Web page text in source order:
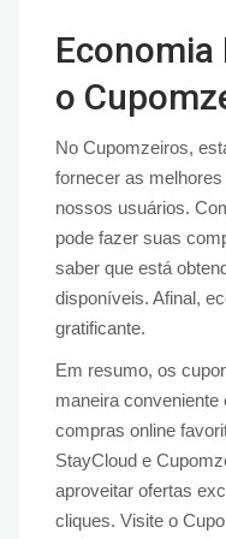
o
No Cupomzeiros,
fornecer as
nossos usuários.
pode fazer suas
saber que está
disponíveis. Afinal,
gratificante.
Em resumo, os
maneira
compras online
StayCloud e
aproveitar ofertas
cliques. Visite o